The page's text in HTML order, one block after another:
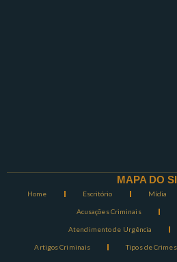
MAPA DO
Home Escritório Mídia
Acusações Criminais
Atendimento de Urgência
Artigos Criminais Tipos de Crimes